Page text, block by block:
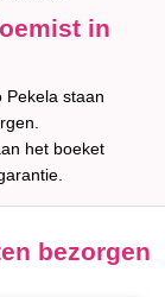
in
Pekela staan
het boeket
bezorgen